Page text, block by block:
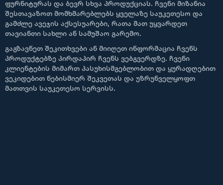
ფურნიტურას და ბევრ სხვა პროდუქციას. ჩვენი მიზანია
შესთავაზოთ მომხმარებლებს ყველაზე საუკეთესო და
გამძლე ავეჯის აქსესუარები, რათა მათ უყვარდეთ
თავიანთი სახლი ან სამუშაო გარემო.
გაგზავნეთ შეკითხვები ან მიიღეთ ინფორმაცია ჩვენს
პროდუქტებზე პირდაპირ ჩვენს ვებგვერდზე. ჩვენი
კლიენტების მიმართ პასუხისმგებლობით და ყურადღებით
ვეკიდებით ნებისმიერ შეკვეთას და უზრუნველყოფთ
მათთვის საუკეთესო სერვისს.